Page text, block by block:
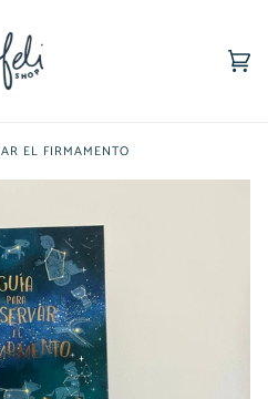
(0)
EL FIRMAMENTO